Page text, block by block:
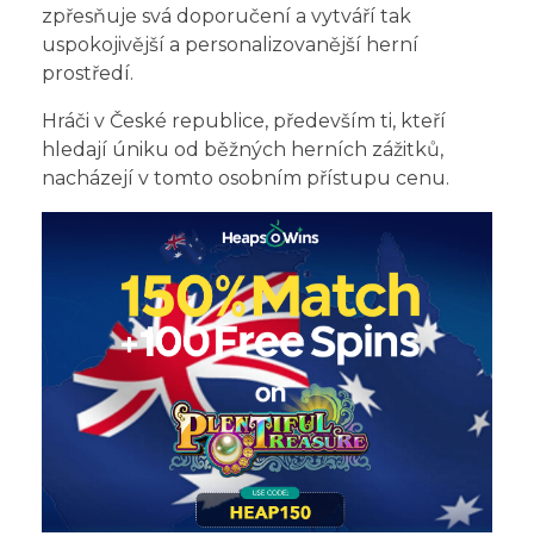
zpřesňuje svá doporučení a vytváří tak
uspokojivější a personalizovanější herní
prostředí.
Hráči v České republice, především ti, kteří
hledají úniku od běžných herních zážitků,
nacházejí v tomto osobním přístupu cenu.